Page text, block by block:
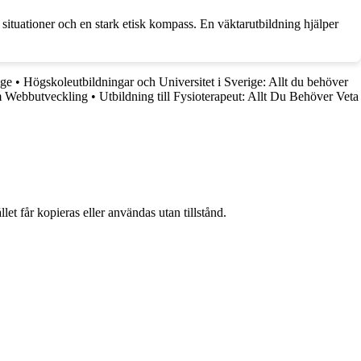
och en stark etisk kompass. En väktarutbildning hjälper
• Högskoleutbildningar och Universitet i Sverige: Allt du behöver
Webbutveckling • Utbildning till Fysioterapeut: Allt Du Behöver Veta
får kopieras eller användas utan tillstånd.